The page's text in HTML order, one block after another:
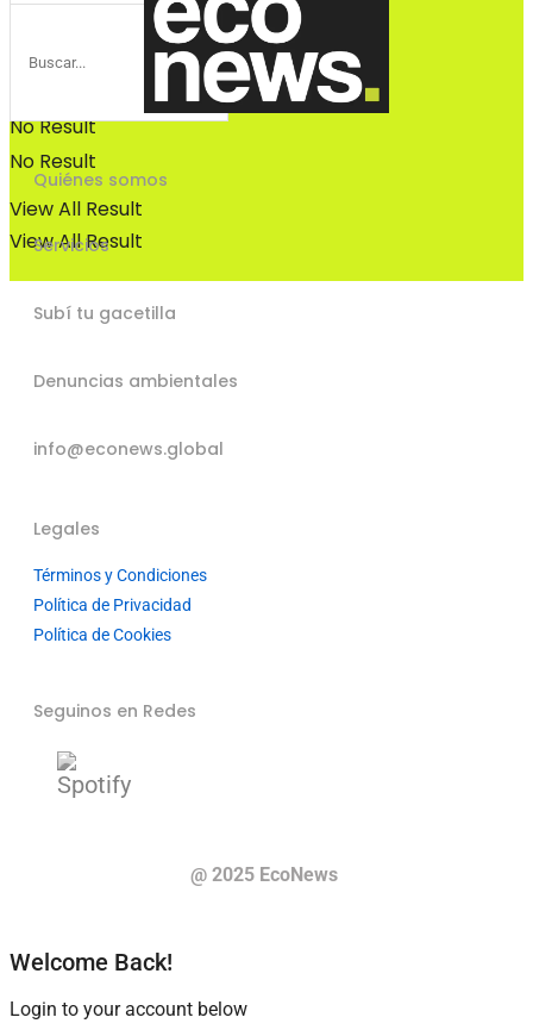
No Result
View All Result
No Result
View All Result
Quiénes somos
Servicios
Subí tu gacetilla
Denuncias ambientales
info@econews.global
Legales
Términos y Condiciones
Política de Privacidad
Política de Cookies
Seguinos en Redes
@ 2025 EcoNews
Welcome Back!
Login to your account below